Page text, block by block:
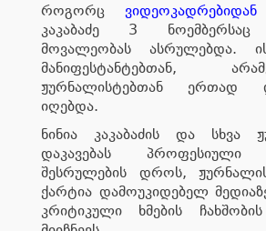
როგორც ვიდეოკადრებიდან
კაკაბაძე 3
მოვალეობას ასრულებდა.
მანიფესტანტებთან,
ჟურნალისტებთან ერთად
იღებდა.
ნინია კაკაბაძის და სხვა
დაკავებას პროფესიული
შესრულების დროს,
ქარტია დამოუკიდებელ
კრიტიკული ხმების